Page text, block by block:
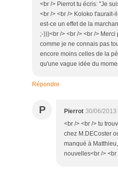
<br /> Pierrot tu écris: "Je
<br /> <br /> Koloko t'aurait-
est-ce un effet de la
;-)))<br /> <br /> <br />
comme je ne connais pas
encore moins celles de la
qu'une vague idée du
Répondre
P Pierrot 30/06/2013
<br /> <br /> tu
chez M.DECoster
manqué à
nouvelles<br /> <br